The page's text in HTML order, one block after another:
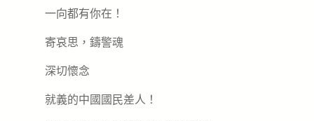
一向都有你在！
寄哀思，鑄警魂
深切懷念
就義的中國國民差人！